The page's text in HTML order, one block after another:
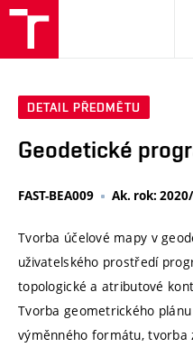
DETAIL PŘEDMĚTU
Geodetické
FAST-BEA009 Ak. rok:
Tvorba účelové mapy v
uživatelského prostředí
topologické a atributové
Tvorba geometrického
výměnného formátu, tvorba